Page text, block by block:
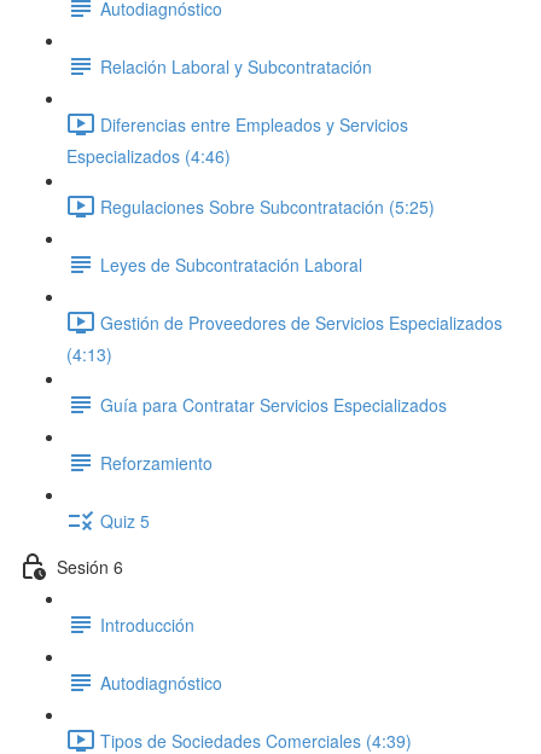
Autodiagnóstico
Relación Laboral y Subcontratación
Diferencias entre Empleados y Servicios
Especializados (4:46)
Regulaciones Sobre Subcontratación (5:25)
Leyes de Subcontratación Laboral
Gestión de Proveedores de Servicios Especializados
(4:13)
Guía para Contratar Servicios Especializados
Reforzamiento
Quiz 5
Sesión 6
Introducción
Autodiagnóstico
Tipos de Sociedades Comerciales (4:39)